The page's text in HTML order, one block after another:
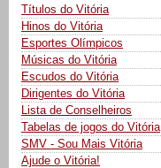
Títulos do Vitória
Hinos do Vitória
Esportes Olímpicos
Músicas do Vitória
Escudos do Vitória
Dirigentes do Vitória
Lista de Conselheiros
Tabelas de jogos do Vitória
SMV - Sou Mais Vitória
Ajude o Vitória!